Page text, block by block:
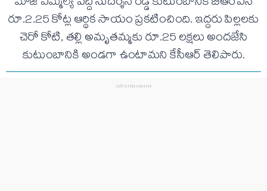
రూ.2.25 కోట్ల ఆర్థిక సాయం ప్రకటించింది. ఇద్దరు పిల్లలకు
చెరో కోటి, తల్లి అమృతమ్మకు రూ.25 లక్షలు అందజేసి
కుటుంబానికి అండగా ఉంటామని కేసీఆర్ తెలిపారు.